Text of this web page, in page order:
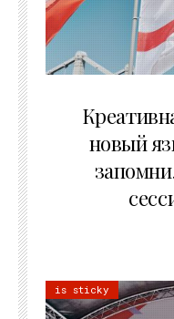
новый
is sticky